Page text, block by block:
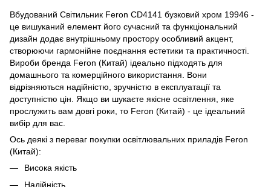
Вбудований Світильник Feron CD4141 бузковий хром 19946 -
це вишуканий елемент його сучасний та функціональний
дизайн додає внутрішньому простору особливий акцент,
створюючи гармонійне поєднання естетики та практичності.
Вироби бренда Feron (Китай) ідеально підходять для
домашнього та комерційного використання. Вони
відрізняються надійністю, зручністю в експлуатації та
доступністю цін. Якщо ви шукаєте якісне освітлення, яке
прослужить вам довгі роки, то Feron (Китай) - це ідеальний
вибір для вас.
Ось деякі з переваг покупки освітлювальних приладів Feron
(Китай):
Висока якість
Надійність